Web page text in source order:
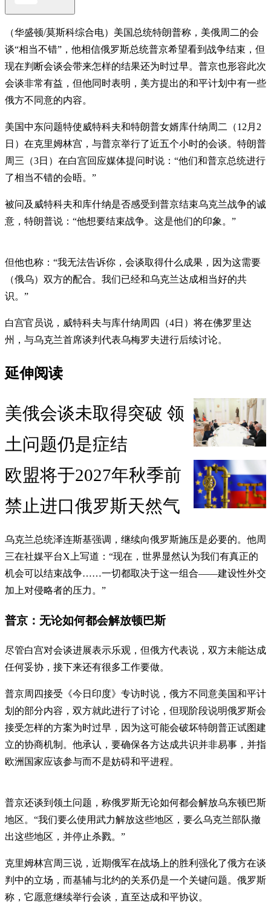
（华盛顿/莫斯科综合电）美国总统特朗普称，美俄周二的会
谈“相当不错”，他相信俄罗斯总统普京希望看到战争结束，但
现在判断会谈会带来怎样的结果还为时过早。普京也形容此次
会谈非常有益，但他同时表明，美方提出的和平计划中有一些
俄方不同意的内容。
美国中东问题特使威特科夫和特朗普女婿库什纳周二（12月2
日）在克里姆林宫，与普京举行了近五个小时的会谈。特朗普
周三（3日）在白宫回应媒体提问时说：“他们和普京总统进行
了相当不错的会晤。”
被问及威特科夫和库什纳是否感受到普京结束乌克兰战争的诚
意，特朗普说：“他想要结束战争。这是他们的印象。”
但他也称：“我无法告诉你，会谈取得什么成果，因为这需要
（俄乌）双方的配合。我们已经和乌克兰达成相当好的共
识。”
白宫官员说，威特科夫与库什纳周四（4日）将在佛罗里达
州，与乌克兰首席谈判代表乌梅罗夫进行后续讨论。
延伸阅读
美俄会谈未取得突破 领
土问题仍是症结
欧盟将于2027年秋季前
禁止进口俄罗斯天然气
乌克兰总统泽连斯基强调，继续向俄罗斯施压是必要的。他周
三在社媒平台X上写道：“现在，世界显然认为我们有真正的
机会可以结束战争……一切都取决于这一组合——建设性外交
加上对侵略者的压力。”
普京：无论如何都会解放顿巴斯
尽管白宫对会谈进展表示乐观，但俄方代表说，双方未能达成
任何妥协，接下来还有很多工作要做。
普京周四接受《今日印度》专访时说，俄方不同意美国和平计
划的部分内容，双方就此进行了讨论，但现阶段说明俄罗斯会
接受怎样的方案为时过早，因为这可能会破坏特朗普正试图建
立的协商机制。他承认，要确保各方达成共识并非易事，并指
欧洲国家应该参与而不是妨碍和平进程。
普京还谈到领土问题，称俄罗斯无论如何都会解放乌东顿巴斯
地区。“我们要么使用武力解放这些地区，要么乌克兰部队撤
出这些地区，并停止杀戮。”
克里姆林宫周三说，近期俄军在战场上的胜利强化了俄方在谈
判中的立场，而基辅与北约的关系仍是一个关键问题。俄罗斯
称，它愿意继续举行会谈，直至达成和平协议。